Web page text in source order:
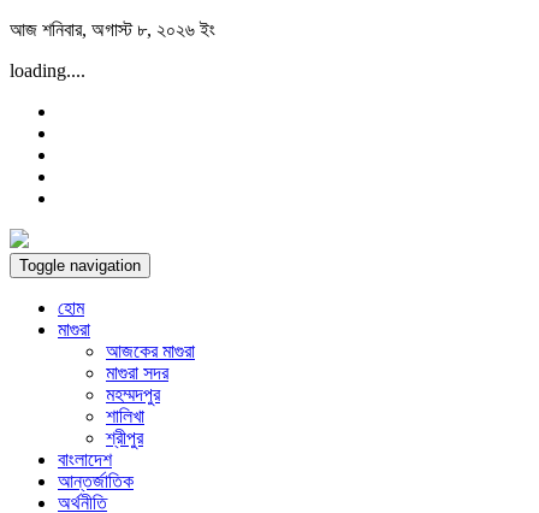
Skip
content
আজ শনিবার, অগাস্ট ৮, ২০২৬ ইং
loading....
Toggle navigation
হোম
মাগুরা
আজকের মাগুরা
মাগুরা সদর
মহম্মদপুর
শালিখা
শ্রীপুর
বাংলাদেশ
আন্তর্জাতিক
অর্থনীতি